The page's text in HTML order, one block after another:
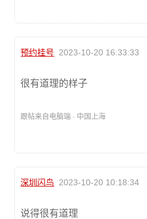
预约挂号 2023-10-20 16:33:33
很有道理的样子
跟帖来自电脑端 · 中国上海
深圳闪鸟 2023-10-20 10:18:34
说得很有道理